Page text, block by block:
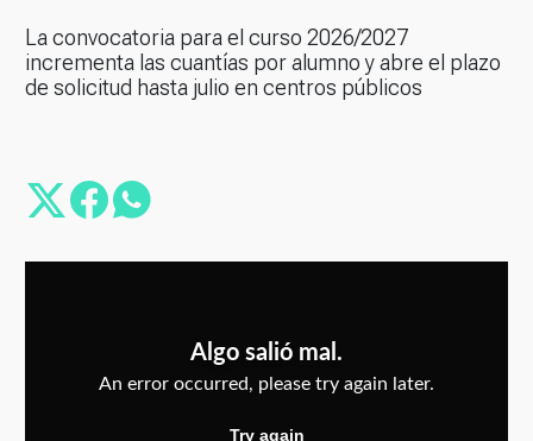
La convocatoria para el curso 2026/2027
incrementa las cuantías por alumno y abre el plazo
de solicitud hasta julio en centros públicos